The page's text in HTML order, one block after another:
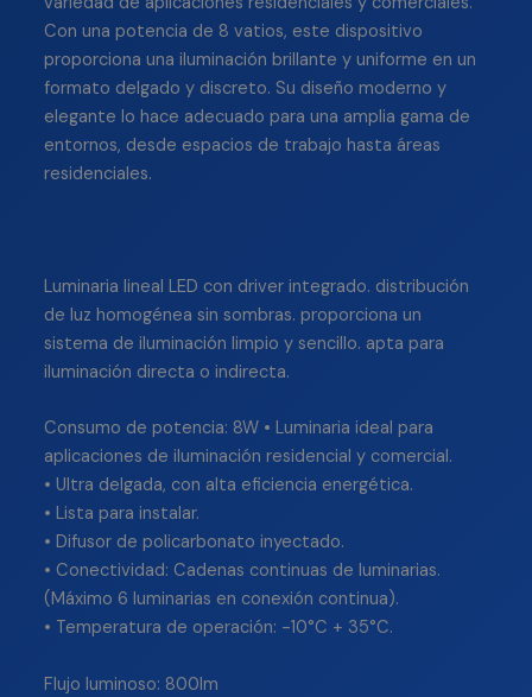
Con una potencia de 8 vatios, este dispositivo
proporciona una iluminación brillante y uniforme en un
formato delgado y discreto. Su diseño moderno y
elegante lo hace adecuado para una amplia gama de
entornos, desde espacios de trabajo hasta áreas
residenciales.
Luminaria lineal LED con driver integrado. distribución
de luz homogénea sin sombras. proporciona un
sistema de iluminación limpio y sencillo. apta para
iluminación directa o indirecta.
Consumo de potencia: 8W • Luminaria ideal para
aplicaciones de iluminación residencial y comercial.
• Ultra delgada, con alta eficiencia energética.
• Lista para instalar.
• Difusor de policarbonato inyectado.
• Conectividad: Cadenas continuas de luminarias.
(Máximo 6 luminarias en conexión continua).
• Temperatura de operación: -10°C + 35°C.
Flujo luminoso: 800lm